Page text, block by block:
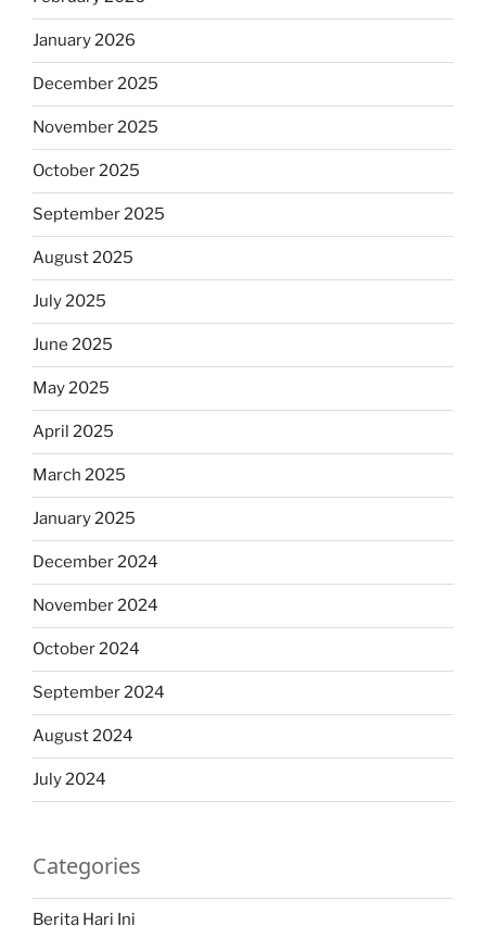
January 2026
December 2025
November 2025
October 2025
September 2025
August 2025
July 2025
June 2025
May 2025
April 2025
March 2025
January 2025
December 2024
November 2024
October 2024
September 2024
August 2024
July 2024
Categories
Berita Hari Ini